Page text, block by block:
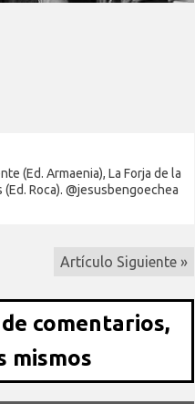
(Ed. Armaenia), La Forja de la
Roca). @jesusbengoechea
Artículo Siguiente »
comentarios,
mismos